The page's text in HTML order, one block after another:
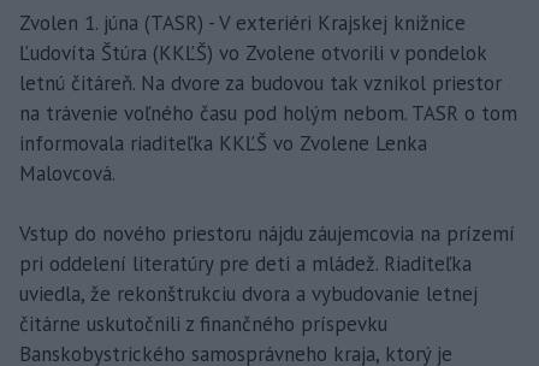
Zvolen 1. júna (TASR) - V exteriéri Krajskej knižnice
Ľudovíta Štúra (KKĽŠ) vo Zvolene otvorili v pondelok
letnú čitáreň. Na dvore za budovou tak vznikol priestor
na trávenie voľného času pod holým nebom. TASR o tom
informovala riaditeľka KKĽŠ vo Zvolene Lenka
Malovcová.
Vstup do nového priestoru nájdu záujemcovia na prízemí
pri oddelení literatúry pre deti a mládež. Riaditeľka
uviedla, že rekonštrukciu dvora a vybudovanie letnej
čitárne uskutočnili z finančného príspevku
Banskobystrického samosprávneho kraja, ktorý je